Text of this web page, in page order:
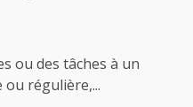
ou des tâches à un
régulière,...